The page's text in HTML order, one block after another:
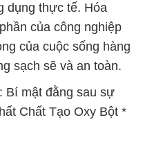
dụng thực tế. Hóa
của công nghiệp
của cuộc sống hàng
sạch sẽ và an toàn.
Bí mật đằng sau sự
Chất Tạo Oxy Bột *